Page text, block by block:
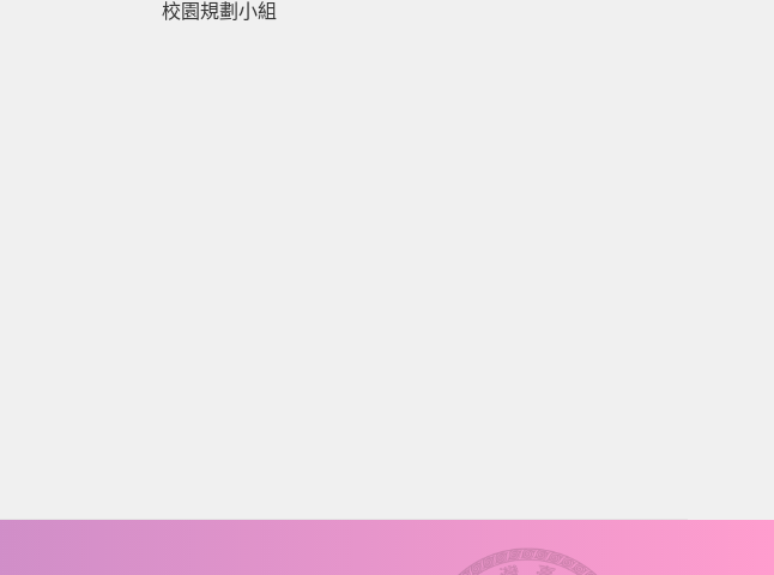
校園規劃小組